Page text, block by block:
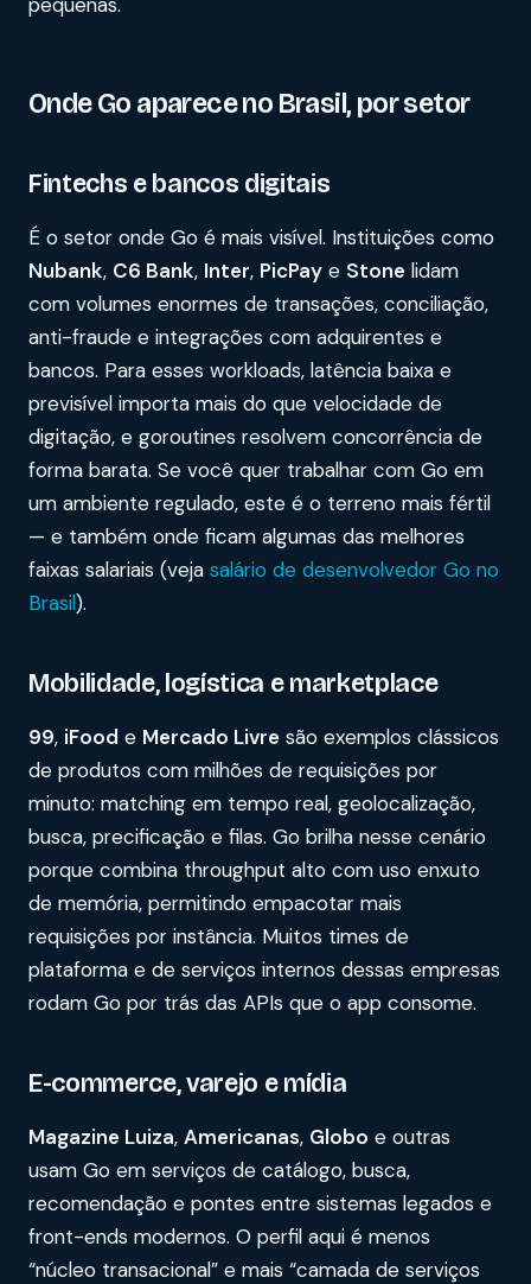
Onde Go aparece no Brasil, por setor
Fintechs e bancos digitais
É o setor onde Go é mais visível. Instituições como
Nubank, C6 Bank, Inter, PicPay e Stone lidam
com volumes enormes de transações, conciliação,
anti-fraude e integrações com adquirentes e
bancos. Para esses workloads, latência baixa e
previsível importa mais do que velocidade de
digitação, e goroutines resolvem concorrência de
forma barata. Se você quer trabalhar com Go em
um ambiente regulado, este é o terreno mais fértil
— e também onde ficam algumas das melhores
faixas salariais (veja salário de desenvolvedor Go no
Brasil).
Mobilidade, logística e marketplace
99, iFood e Mercado Livre são exemplos clássicos
de produtos com milhões de requisições por
minuto: matching em tempo real, geolocalização,
busca, precificação e filas. Go brilha nesse cenário
porque combina throughput alto com uso enxuto
de memória, permitindo empacotar mais
requisições por instância. Muitos times de
plataforma e de serviços internos dessas empresas
rodam Go por trás das APIs que o app consome.
E-commerce, varejo e mídia
Magazine Luiza, Americanas, Globo e outras
usam Go em serviços de catálogo, busca,
recomendação e pontes entre sistemas legados e
front-ends modernos. O perfil aqui é menos
“núcleo transacional” e mais “camada de serviços